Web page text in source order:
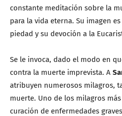
constante meditación sobre la
para la vida eterna. Su imagen
piedad y su devoción a la
Se le invoca, dado el modo en
contra la muerte imprevista. A
atribuyen numerosos milagros,
muerte. Uno de los milagros
curación de enfermedades